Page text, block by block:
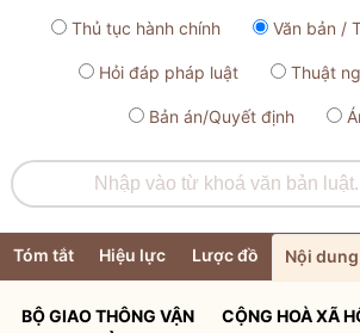
Thủ tục hành chính Văn bản /
Hỏi đáp pháp luật Thuật
Bản án/Quyết định
Tóm tắt Hiệu lực Lược đồ Nội dung
BỘ GIAO THÔNG VẬN
CỘNG HOÀ XÃ